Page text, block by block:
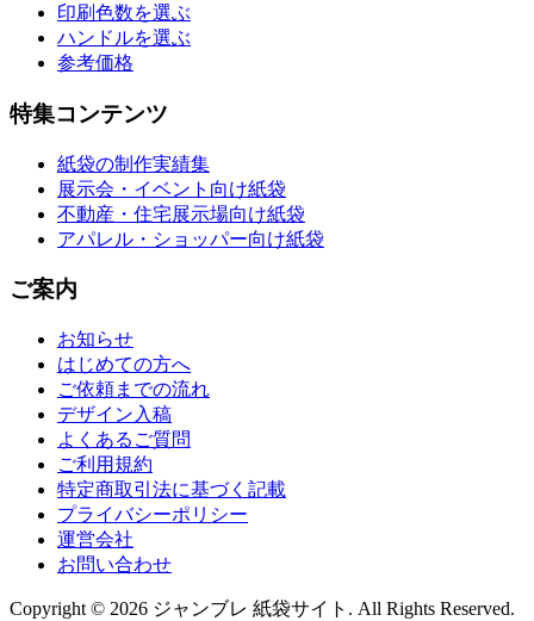
印刷色数を選ぶ
ハンドルを選ぶ
参考価格
特集コンテンツ
紙袋の制作実績集
展示会・イベント向け紙袋
不動産・住宅展示場向け紙袋
アパレル・ショッパー向け紙袋
ご案内
お知らせ
はじめての方へ
ご依頼までの流れ
デザイン入稿
よくあるご質問
ご利用規約
特定商取引法に基づく記載
プライバシーポリシー
運営会社
お問い合わせ
Copyright © 2026 ジャンブレ 紙袋サイト. All Rights Reserved.